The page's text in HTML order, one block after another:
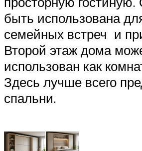
быть использована
семейных встреч и
Второй этаж дома
использован как
Здесь лучше всего
спальни.